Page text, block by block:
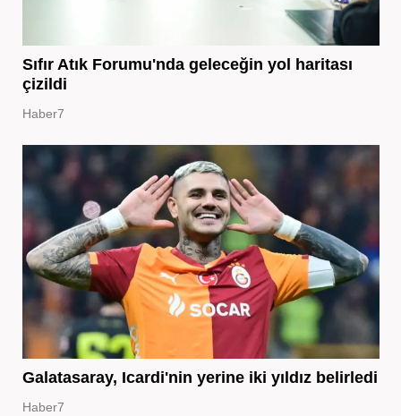
Sıfır Atık Forumu'nda geleceğin yol haritası
çizildi
Haber7
Galatasaray, Icardi'nin yerine iki yıldız belirledi
Haber7